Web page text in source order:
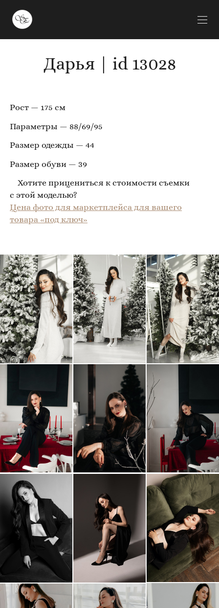
Дарья | id 13028
Рост — 175 см
Параметры — 88/69/95
Размер одежды — 44
Размер обуви — 39
Хотите прицениться к стоимости съемки
с этой моделью?
Цена фото для маркетплейса для вашего
товара «под ключ»